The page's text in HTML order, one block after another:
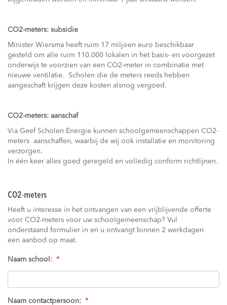
CO2-meters: subsidie
Minister Wiersma heeft ruim 17 miljoen euro beschikbaar
gesteld om alle ruim 110.000 lokalen in het basis- en voorgezet
onderwijs te voorzien van een CO2-meter in combinatie met
nieuwe ventilatie. Scholen die de meters reeds hebben
aangeschaft krijgen deze kosten alsnog vergoed.
CO2-meters: aanschaf
Via Geef Scholen Energie kunnen schoolgemeenschappen CO2-
meters aanschaffen, waarbij de wij ook installatie en monitoring
verzorgen.
In één keer alles goed geregeld en volledig conform richtlijnen.
CO2-meters
Heeft u interesse in het ontvangen van een vrijblijvende offerte
voor CO2-meters voor uw schoolgemeenschap? Vul
onderstaand formulier in en u ontvangt binnen 2 werkdagen
een aanbod op maat.
Naam school: *
Naam contactpersoon: *